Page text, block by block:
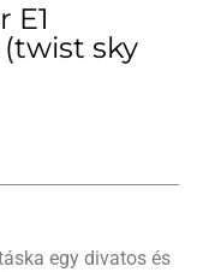
E1
sky
egy divatos és